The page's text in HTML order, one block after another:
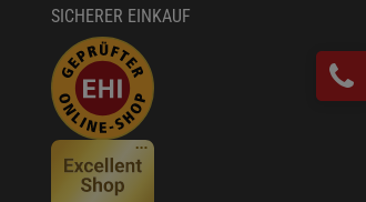
SICHERER EINKAUF